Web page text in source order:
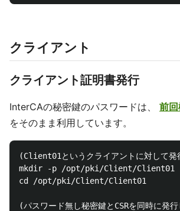
クライアント
クライアント証明書発行
InterCAの秘密鍵のパスワードは、 前
をそのまま利用しています。
(Client01というクライアントに対して発
mkdir -p /opt/pki/Client/Client01
cd /opt/pki/Client/Client01
(パスワード無し秘密鍵とCSRを同時に発